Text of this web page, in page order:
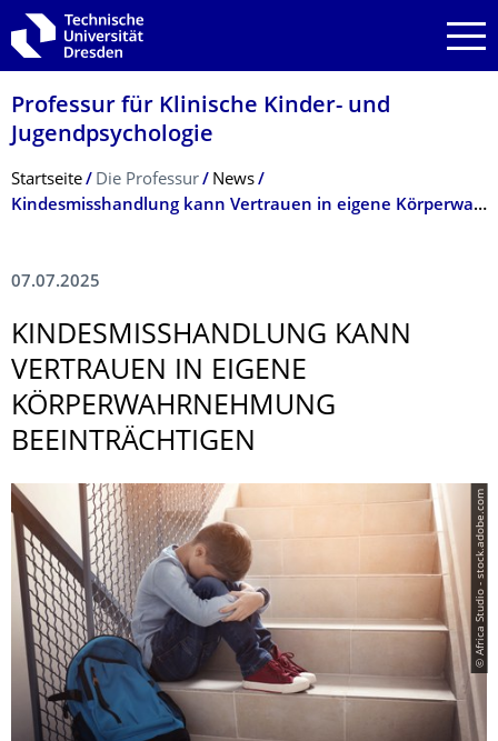
Zur Hauptnavigation springen
Zur Suche springen
Zum Inhalt springen
Professur für Klinische Kinder- und
Jugendpsychologie
Breadcrumb-Menü
Startseite Die Professur
News
Kindesmisshandlung kann Vertrauen in eigene Körperwahrnehmung beeinträchtigen
07.07.2025
KINDESMISSHAND­LUNG KANN
VERTRAUEN IN EIGENE
KÖRPERWAHRNEH­MUNG
BEEINTRÄCHTIGEN
© Africa Studio - stock.adobe.com